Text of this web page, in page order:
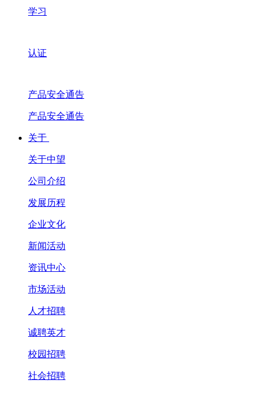
学习
认证
产品安全通告
产品安全通告
关于
关于中望
公司介绍
发展历程
企业文化
新闻活动
资讯中心
市场活动
人才招聘
诚聘英才
校园招聘
社会招聘